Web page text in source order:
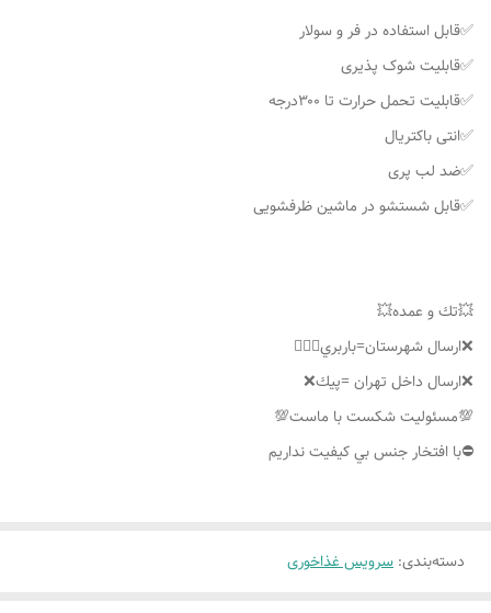
✅قابل استفاده در فر و سولار
✅قابلیت شوک پذیری
✅قابلیت تحمل حرارت تا ۳۰۰درجه
✅انتی باکتریال
✅ضد لب پری
✅قابل شستشو در ماشین ظرفشویی
💥تك و عمده💥
❌ارسال شهرستان=باربري👌🏼❌
❌ارسال داخل تهران =پيك❌
💯مسئوليت شكست با ماست💯
⛔️با افتخار جنس بي كيفيت نداريم
دسته‌بندی: سرویس غذاخوری